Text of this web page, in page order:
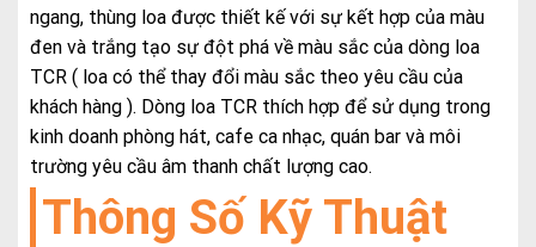
ngang, thùng loa được thiết kế với sự kết hợp của màu
đen và trắng tạo sự đột phá về màu sắc của dòng loa
TCR ( loa có thể thay đổi màu sắc theo yêu cầu của
khách hàng ). Dòng loa TCR thích hợp để sử dụng trong
kinh doanh phòng hát, cafe ca nhạc, quán bar và môi
trường yêu cầu âm thanh chất lượng cao.
Thông Số Kỹ Thuật